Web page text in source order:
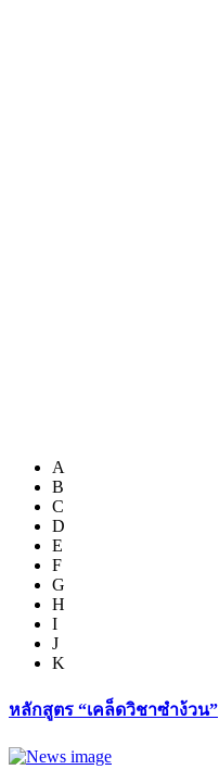
A
B
C
D
E
F
G
H
I
J
K
หลักสูตร “เคล็ดวิชาซำง้วน”